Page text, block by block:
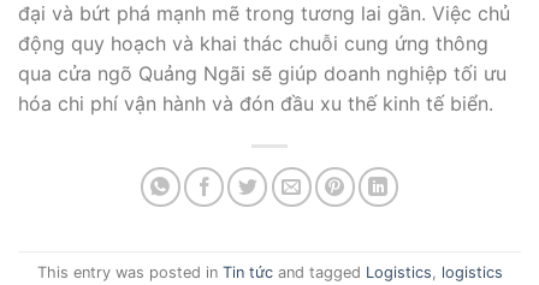
đại và bứt phá mạnh mẽ trong tương lai gần. Việc chủ
động quy hoạch và khai thác chuỗi cung ứng thông
qua cửa ngõ Quảng Ngãi sẽ giúp doanh nghiệp tối ưu
hóa chi phí vận hành và đón đầu xu thế kinh tế biển.
This entry was posted in Tin tứcand tagged Logistics
logistics